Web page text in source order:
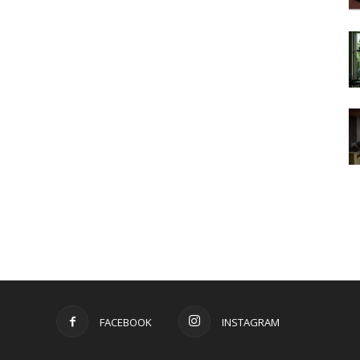
FACEBOOK INSTAGRAM